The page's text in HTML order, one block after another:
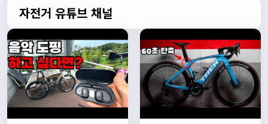
쏭박 17:23:31
실시간 채팅 테스트
쏭박17:23:34
1
쏭박17:23:35
2
쏭박17:23:38
테스트 2
자전거 유튜브 채널